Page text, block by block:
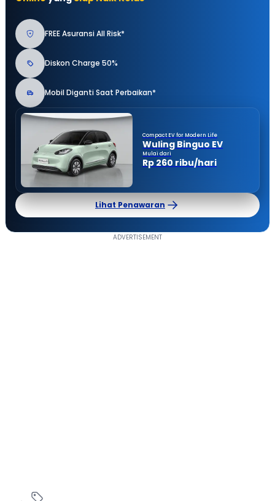
FREE Asuransi All Risk*
Diskon Charge 50%
Mobil Diganti Saat Perbaikan*
Compact EV for Modern Life
Wuling Binguo EV
Mulai dari
Rp 260 ribu/hari
Lihat Penawaran